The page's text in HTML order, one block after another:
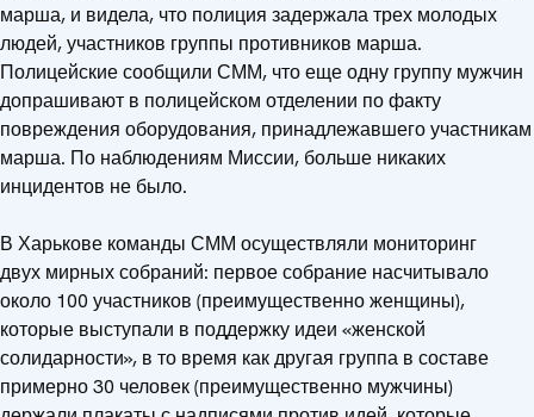
марша, и видела, что полиция задержала трех молодых
людей, участников группы противников марша.
Полицейские сообщили СММ, что еще одну группу мужчин
допрашивают в полицейском отделении по факту
повреждения оборудования, принадлежавшего участникам
марша. По наблюдениям Миссии, больше никаких
инцидентов не было.
В Харькове команды СММ осуществляли мониторинг
двух мирных собраний: первое собрание насчитывало
около 100 участников (преимущественно женщины),
которые выступали в поддержку идеи «женской
солидарности», в то время как другая группа в составе
примерно 30 человек (преимущественно мужчины)